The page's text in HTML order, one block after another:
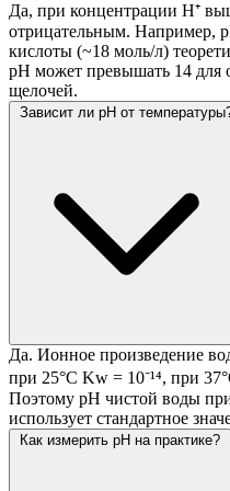
Да, при концентрации H⁺
отрицательным. Например,
кислоты (~18 моль/л)
pH может превышать 14 для
щелочей.
Зависит ли pH от
Да. Ионное произведение
при 25°C Kw = 10⁻¹⁴, при
Поэтому pH чистой воды
использует стандартное
Как измерить pH на практике?